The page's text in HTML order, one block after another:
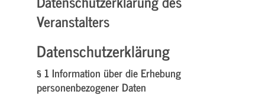
Veranstalters
Datenschutzerklärung
§ 1 Information über die Erhebung
personenbezogener Daten